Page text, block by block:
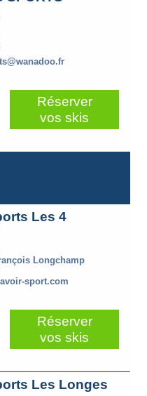
Réserver
vos skis
Les 4
Longchamp
sport.com
Réserver
vos skis
Les Longes